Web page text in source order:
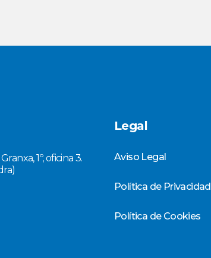
1º, oficina 3.
Legal
Aviso Legal
Política de Privacidad
Política de Cookies